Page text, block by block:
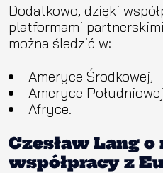
Dodatkowo, dzięki
platformami
można śledzić w:
Ameryce Środkowej,
Ameryce
Afryce.
Czesław Lang
współpracy z